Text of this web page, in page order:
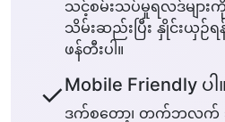
သင့်စမ်းသပ်မှုရလဒ်များ
သိမ်းဆည်းပြီး နှိုင်းယှဉ်
ဖန်တီးပါ။
✓Mobile Friendly ပါ။
ဒက်စတော့၊ တက်ဘလက်